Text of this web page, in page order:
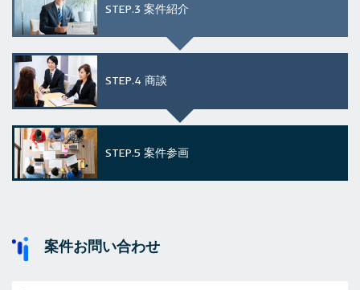
STEP.3 案件紹介
STEP.4 商談
STEP.5 案件参画
案件お問い合わせ